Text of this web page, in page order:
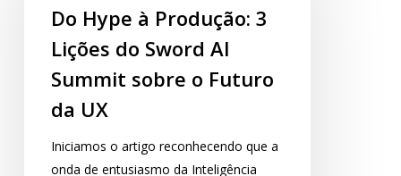
Do Hype à Produção: 3
Lições do Sword AI
Summit sobre o Futuro
da UX
Iniciamos o artigo reconhecendo que a
onda de entusiasmo da Inteligência